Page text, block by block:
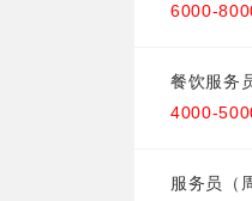
6000-
餐饮服务
4000-
服务员（